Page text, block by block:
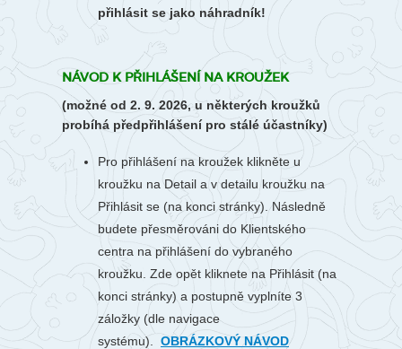
přihlásit se jako náhradník!
NÁVOD K PŘIHLÁŠENÍ NA KROUŽEK
(možné od 2. 9. 2026, u některých kroužků
probíhá předpřihlášení pro stálé účastníky)
Pro přihlášení na kroužek klikněte u
kroužku na Detail a v detailu kroužku na
Přihlásit se (na konci stránky). Následně
budete přesměrováni do Klientského
centra na přihlášení do vybraného
kroužku. Zde opět kliknete na Přihlásit (na
konci stránky) a postupně vyplníte 3
záložky (dle navigace
systému). OBRÁZKOVÝ NÁVOD